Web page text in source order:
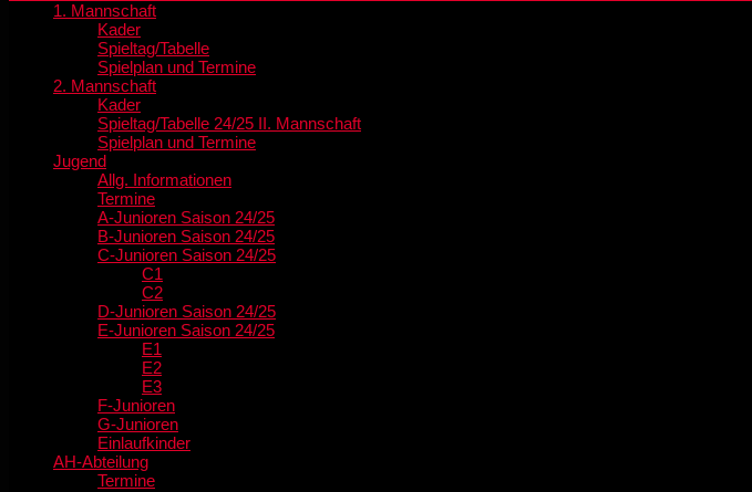
1. Mannschaft
Kader
Spieltag/Tabelle
Spielplan und Termine
2. Mannschaft
Kader
Spieltag/Tabelle 24/25 II. Mannschaft
Spielplan und Termine
Jugend
Allg. Informationen
Termine
A-Junioren Saison 24/25
B-Junioren Saison 24/25
C-Junioren Saison 24/25
C1
C2
D-Junioren Saison 24/25
E-Junioren Saison 24/25
E1
E2
E3
F-Junioren
G-Junioren
Einlaufkinder
AH-Abteilung
Termine